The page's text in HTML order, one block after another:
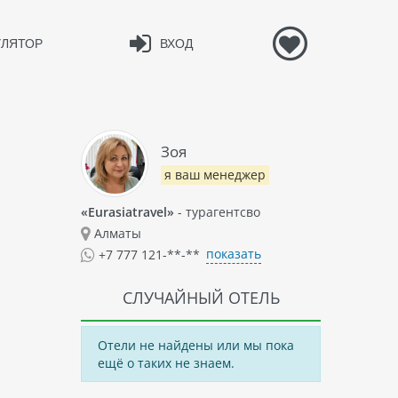
ВХОД
Зоя
я ваш менеджер
«Eurasiatravel» - турагентсво
Алматы
+7 777 121-**-** показать
СЛУЧАЙНЫЙ ОТЕЛЬ
Отели не найдены или мы пока
ещё о таких не знаем.